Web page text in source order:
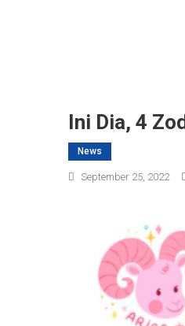
Ini Dia, 4
News
September 25, 2022